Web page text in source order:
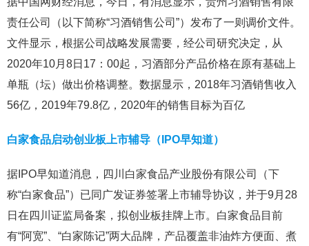
责任公司（以下简称“习酒销售公司”）发布了一则调价文件。
文件显示，根据公司战略发展需要，经公司研究决定，从
2020年10月8日17：00起，习酒部分产品价格在原有基础上
单瓶（坛）做出价格调整。数据显示，2018年习酒销售收入
56亿，2019年79.8亿，2020年的销售目标为百亿
白家食品启动创业板上市辅导（IPO早知道）
据IPO早知道消息，四川白家食品产业股份有限公司（下
称“白家食品”）已同广发证券签署上市辅导协议，并于9月28
日在四川证监局备案，拟创业板挂牌上市。白家食品目前
有“阿宽”、“白家陈记”两大品牌，产品覆盖非油炸方便面、煮